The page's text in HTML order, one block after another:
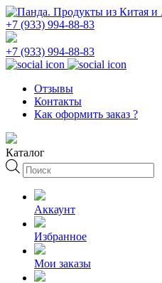
+7 (933) 994-88-83
+7 (933) 994-88-83
Отзывы
Контакты
Как оформить заказ ?
Каталог
Поиск
товаров
Аккаунт
Избранное
Мои заказы